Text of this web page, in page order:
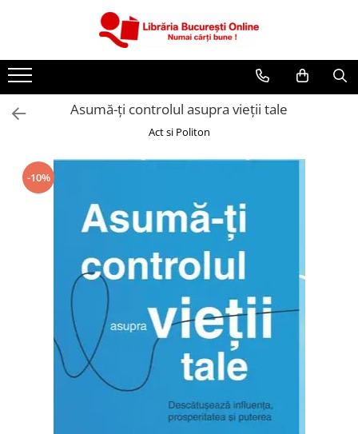
Artă și Enciclopedii
Beletristică
Cărți pentru copii
Cărți pentru tineri
Creșterea copilului
Dezvoltare Personală
Diete și Fitness
Familie și Cuplu
Hobby și Divertisment
Istorie și Civilizații
Istorie și Conspirații
Manuale și Dicționare
Asumă-ți controlul asupra vieții tale
Act si Politon
-10%